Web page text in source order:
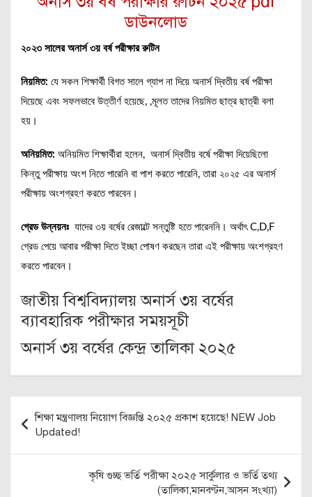
ডাউনলোড
২০২৩ সালের অনার্স ৩য় বর্ষ পরীক্ষার রুটিন
নিয়মিত: যে সকল শিক্ষার্থী বিগত সালে গ্যাপ না দিয়ে অনার্স দ্বিতীয় বর্ষ পরীক্ষা
দিয়েছে এবং সফলভাবে উত্তীর্ণ হয়েছে, ,মূলত তাদের নিয়মিত ছাত্র ছাত্রী বলা
হয়।
অনিয়মিত: অনিয়মিত শিক্ষার্থীরা হলেন, অনার্স দ্বিতীয় বর্ষে পরীক্ষা দিয়েছিলো
কিন্তু পরীক্ষায় অংশ নিতে পারেনি বা পাশ করতে পারেনি, তারা ২০২৫ এর অনার্স
পরীক্ষায় অংশগ্রহণ করতে পারবেন।
গ্রেড উন্নয়নঃ যাদের ৩য় বর্ষের রেজাল্টে সন্তুষ্টি হতে পারেননি। অর্থাৎ C,D,F
গ্রেড পেয়ে আবার পরীক্ষা দিতে ইচ্ছা পোষণ করছেন তারা এই পরীক্ষায় অংশগ্রহণ
করতে পারবেন।
জাতীয় বিশ্ববিদ্যালয় অনার্স ৩য় বর্ষের
ব্যাবহারিক পরীক্ষার সময়সূচী
অনার্স ৩য় বর্ষের কেন্দ্র তালিকা ২০২৫
Post
navigation
শিক্ষা মন্ত্রণালয় নিয়োগ বিজ্ঞপ্তি ২০২৫ প্রকাশ হয়েছে! NEW Job
Updated!
কৃষি গুচ্ছ ভর্তি পরীক্ষা ২০২৫ সার্কুলার ও ভর্তি তথ্য
(তালিকা,মানবণ্টন,আসন সংখ্যা)